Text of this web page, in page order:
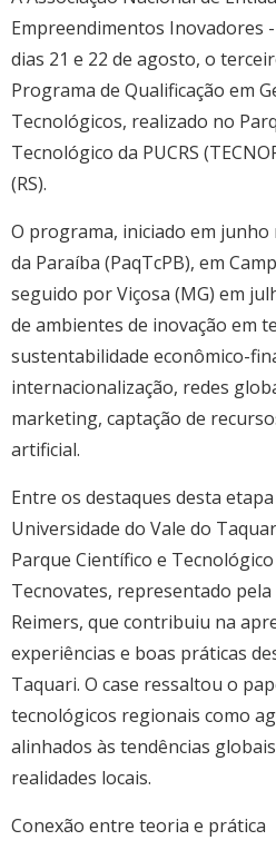
de Idiomas
Médicas
Conosco
& Você - Comunidade
Gustavo Adolfo
Empreendimentos Inovadores
dias 21 e 22 de agosto, o
Programa de Qualificação em
Tecnológicos, realizado no
Tecnológico da PUCRS
(RS).
O programa, iniciado em
da Paraíba (PaqTcPB), em
seguido por Viçosa (MG) em
de ambientes de inovação em
sustentabilidade econômico-
internacionalização, redes
marketing, captação de
artificial.
Entre os destaques desta
Universidade do Vale do
Parque Científico e
Tecnovates, representado
Reimers, que contribuiu na
experiências e boas práticas
Taquari. O case ressaltou o
tecnológicos regionais como
alinhados às tendências
realidades locais.
Conexão entre teoria e prática